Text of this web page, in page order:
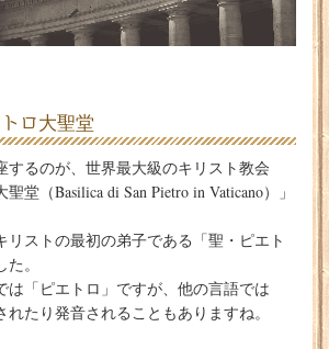
ロ大聖堂
するのが、世界最大級のキリスト教会
聖堂（Basilica di San Pietro in Vaticano）」
リストの最初の弟子である「聖・ピエト
。
は「ピエトロ」ですが、他の言語では
れたり発音されることもありますね。